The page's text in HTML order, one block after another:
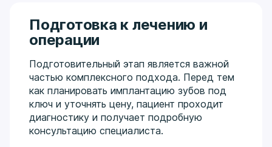
Подготовка к лечению и
операции
Подготовительный этап является важной
частью комплексного подхода. Перед тем
как планировать имплантацию зубов под
ключ и уточнять цену, пациент проходит
диагностику и получает подробную
консультацию специалиста.